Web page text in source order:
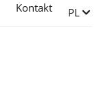
języka
Kontakt Zmień
PL